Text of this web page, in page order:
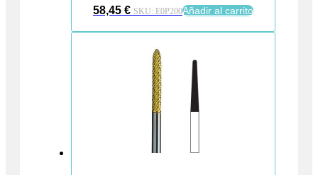
58,45 € SKU: E0P200Añadir al carrito